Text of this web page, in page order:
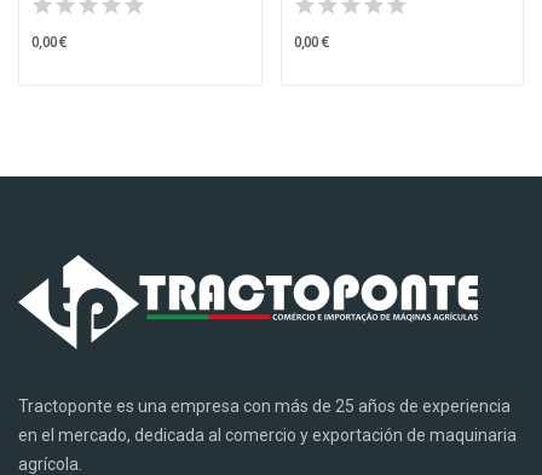
0,00 € 0,00 €
Tractoponte es una empresa con más de 25 años de experiencia
en el mercado, dedicada al comercio y exportación de maquinaria
agrícola.